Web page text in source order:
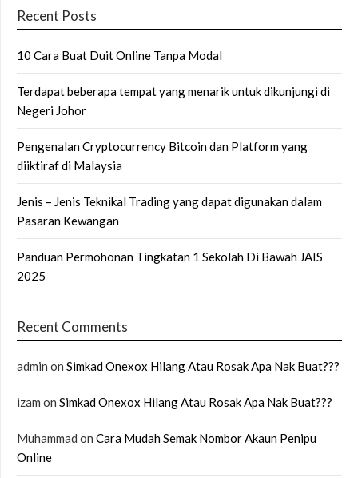
Recent Posts
10 Cara Buat Duit Online Tanpa Modal
Terdapat beberapa tempat yang menarik untuk dikunjungi di
Negeri Johor
Pengenalan Cryptocurrency Bitcoin dan Platform yang
diiktiraf di Malaysia
Jenis – Jenis Teknikal Trading yang dapat digunakan dalam
Pasaran Kewangan
Panduan Permohonan Tingkatan 1 Sekolah Di Bawah JAIS
2025
Recent Comments
admin on Simkad Onexox Hilang Atau Rosak Apa Nak Buat???
izam on Simkad Onexox Hilang Atau Rosak Apa Nak Buat???
Muhammad on Cara Mudah Semak Nombor Akaun Penipu
Online